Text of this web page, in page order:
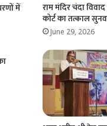
में
राम मंदिर चंदा
कोर्ट का तत्काल
June 29, 2026